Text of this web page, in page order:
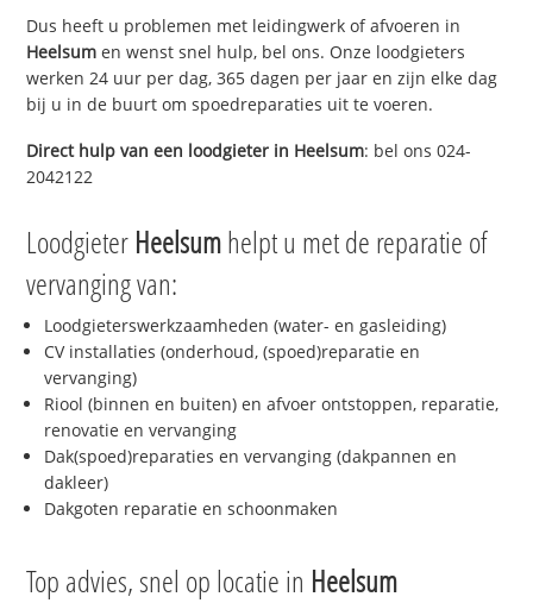
Dus heeft u problemen met leidingwerk of afvoeren in
Heelsum en wenst snel hulp, bel ons. Onze loodgieters
werken 24 uur per dag, 365 dagen per jaar en zijn elke dag
bij u in de buurt om spoedreparaties uit te voeren.
Direct hulp van een loodgieter in Heelsum: bel ons 024-
2042122
Loodgieter Heelsumhelpt u met de reparatie of
vervanging van:
Loodgieterswerkzaamheden (water- en gasleiding)
CV installaties (onderhoud, (spoed)reparatie en
vervanging)
Riool (binnen en buiten) en afvoer ontstoppen, reparatie,
renovatie en vervanging
Dak(spoed)reparaties en vervanging (dakpannen en
dakleer)
Dakgoten reparatie en schoonmaken
Top advies, snel op locatie in Heelsum